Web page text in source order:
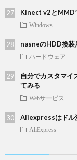
Kinect v2とMMD
Windows
nasneのHDD換装
ハードウェア
自分でカスタマイ
てみる
Webサービス
Aliexpressはドル
AliExpress